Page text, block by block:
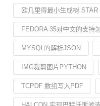
欧几里得最小生成树
FEDORA 35对中文的支持
MYSQL的解析JSON
IMG裁剪图片PYTHON
TCPDF 数组写入PDF